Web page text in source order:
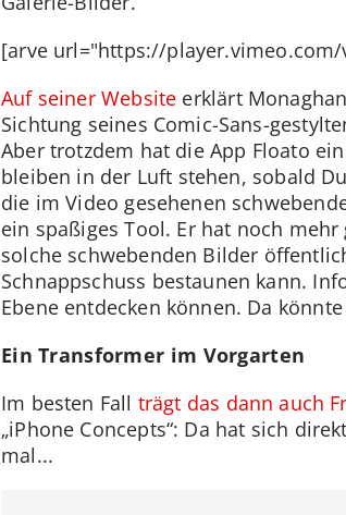
[arve url="https://
Auf seiner Website erklärt
Sichtung seines Comic-Sans-
Aber trotzdem hat die App Floato
bleiben in der Luft stehen, sobald
die im Video gesehenen
ein spaßiges Tool. Er hat noch
solche schwebenden Bilder
Schnappschuss bestaunen kann.
Ebene entdecken können. Da
Ein Transformer im Vorgarten
Im besten Fall trägt das dann auch
„iPhone Concepts“: Da hat sich
mal...